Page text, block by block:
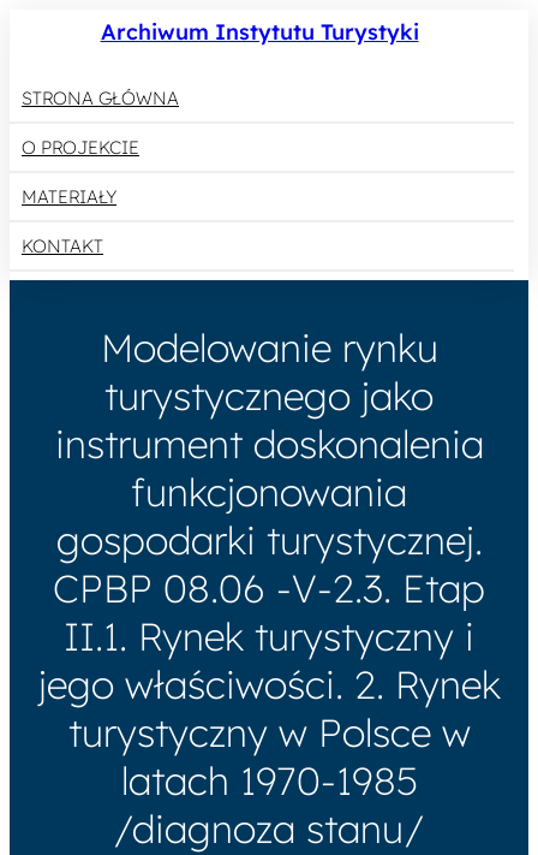
Archiwum Instytutu Turystyki
STRONA GŁÓWNA
O PROJEKCIE
MATERIAŁY
KONTAKT
Modelowanie rynku
turystycznego jako
instrument doskonalenia
funkcjonowania
gospodarki turystycznej.
CPBP 08.06 -V-2.3. Etap
II.1. Rynek turystyczny i
jego właściwości. 2. Rynek
turystyczny w Polsce w
latach 1970-1985
/diagnoza stanu/